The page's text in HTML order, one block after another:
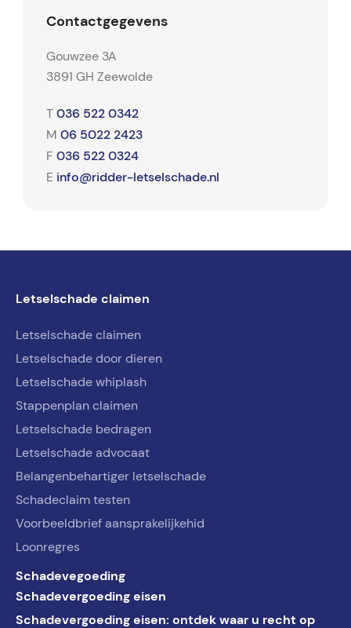
Contactgegevens
Gouwzee 3A
3891 GH Zeewolde
T 036 522 0342
M 06 5022 2423
F 036 522 0324
E info@ridder-letselschade.nl
Letselschade claimen
Letselschade claimen
Letselschade door dieren
Letselschade whiplash
Stappenplan claimen
Letselschade bedragen
Letselschade advocaat
Belangenbehartiger letselschade
Schadeclaim testen
Voorbeeldbrief aansprakelijkehid
Loonregres
Schadevegoeding
Schadevergoeding eisen
Schadevergoeding eisen: ontdek waar u recht op